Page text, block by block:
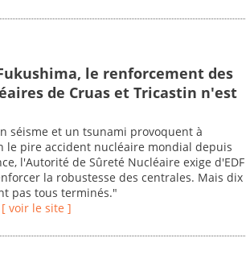
le renforcement des
de Cruas et Tricastin n'est
séisme et un tsunami provoquent à
le pire accident nucléaire mondial depuis
l'Autorité de Sûreté Nucléaire exige d'EDF
la robustesse des centrales. Mais dix
pas tous terminés."
[ voir le site ]